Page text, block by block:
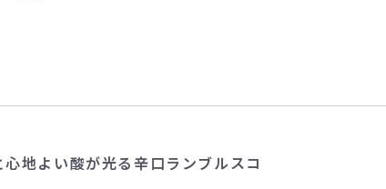
地よい酸が光る辛口ランブルスコ